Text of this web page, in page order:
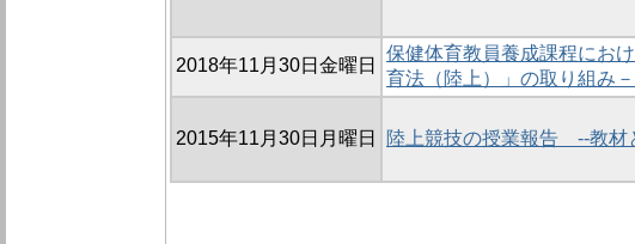
2018年11月30日金曜日
保健体育教員養成課程にお
育法（陸上）」の取り組み－
2015年11月30日月曜日 陸上競技の授業報告 --教材